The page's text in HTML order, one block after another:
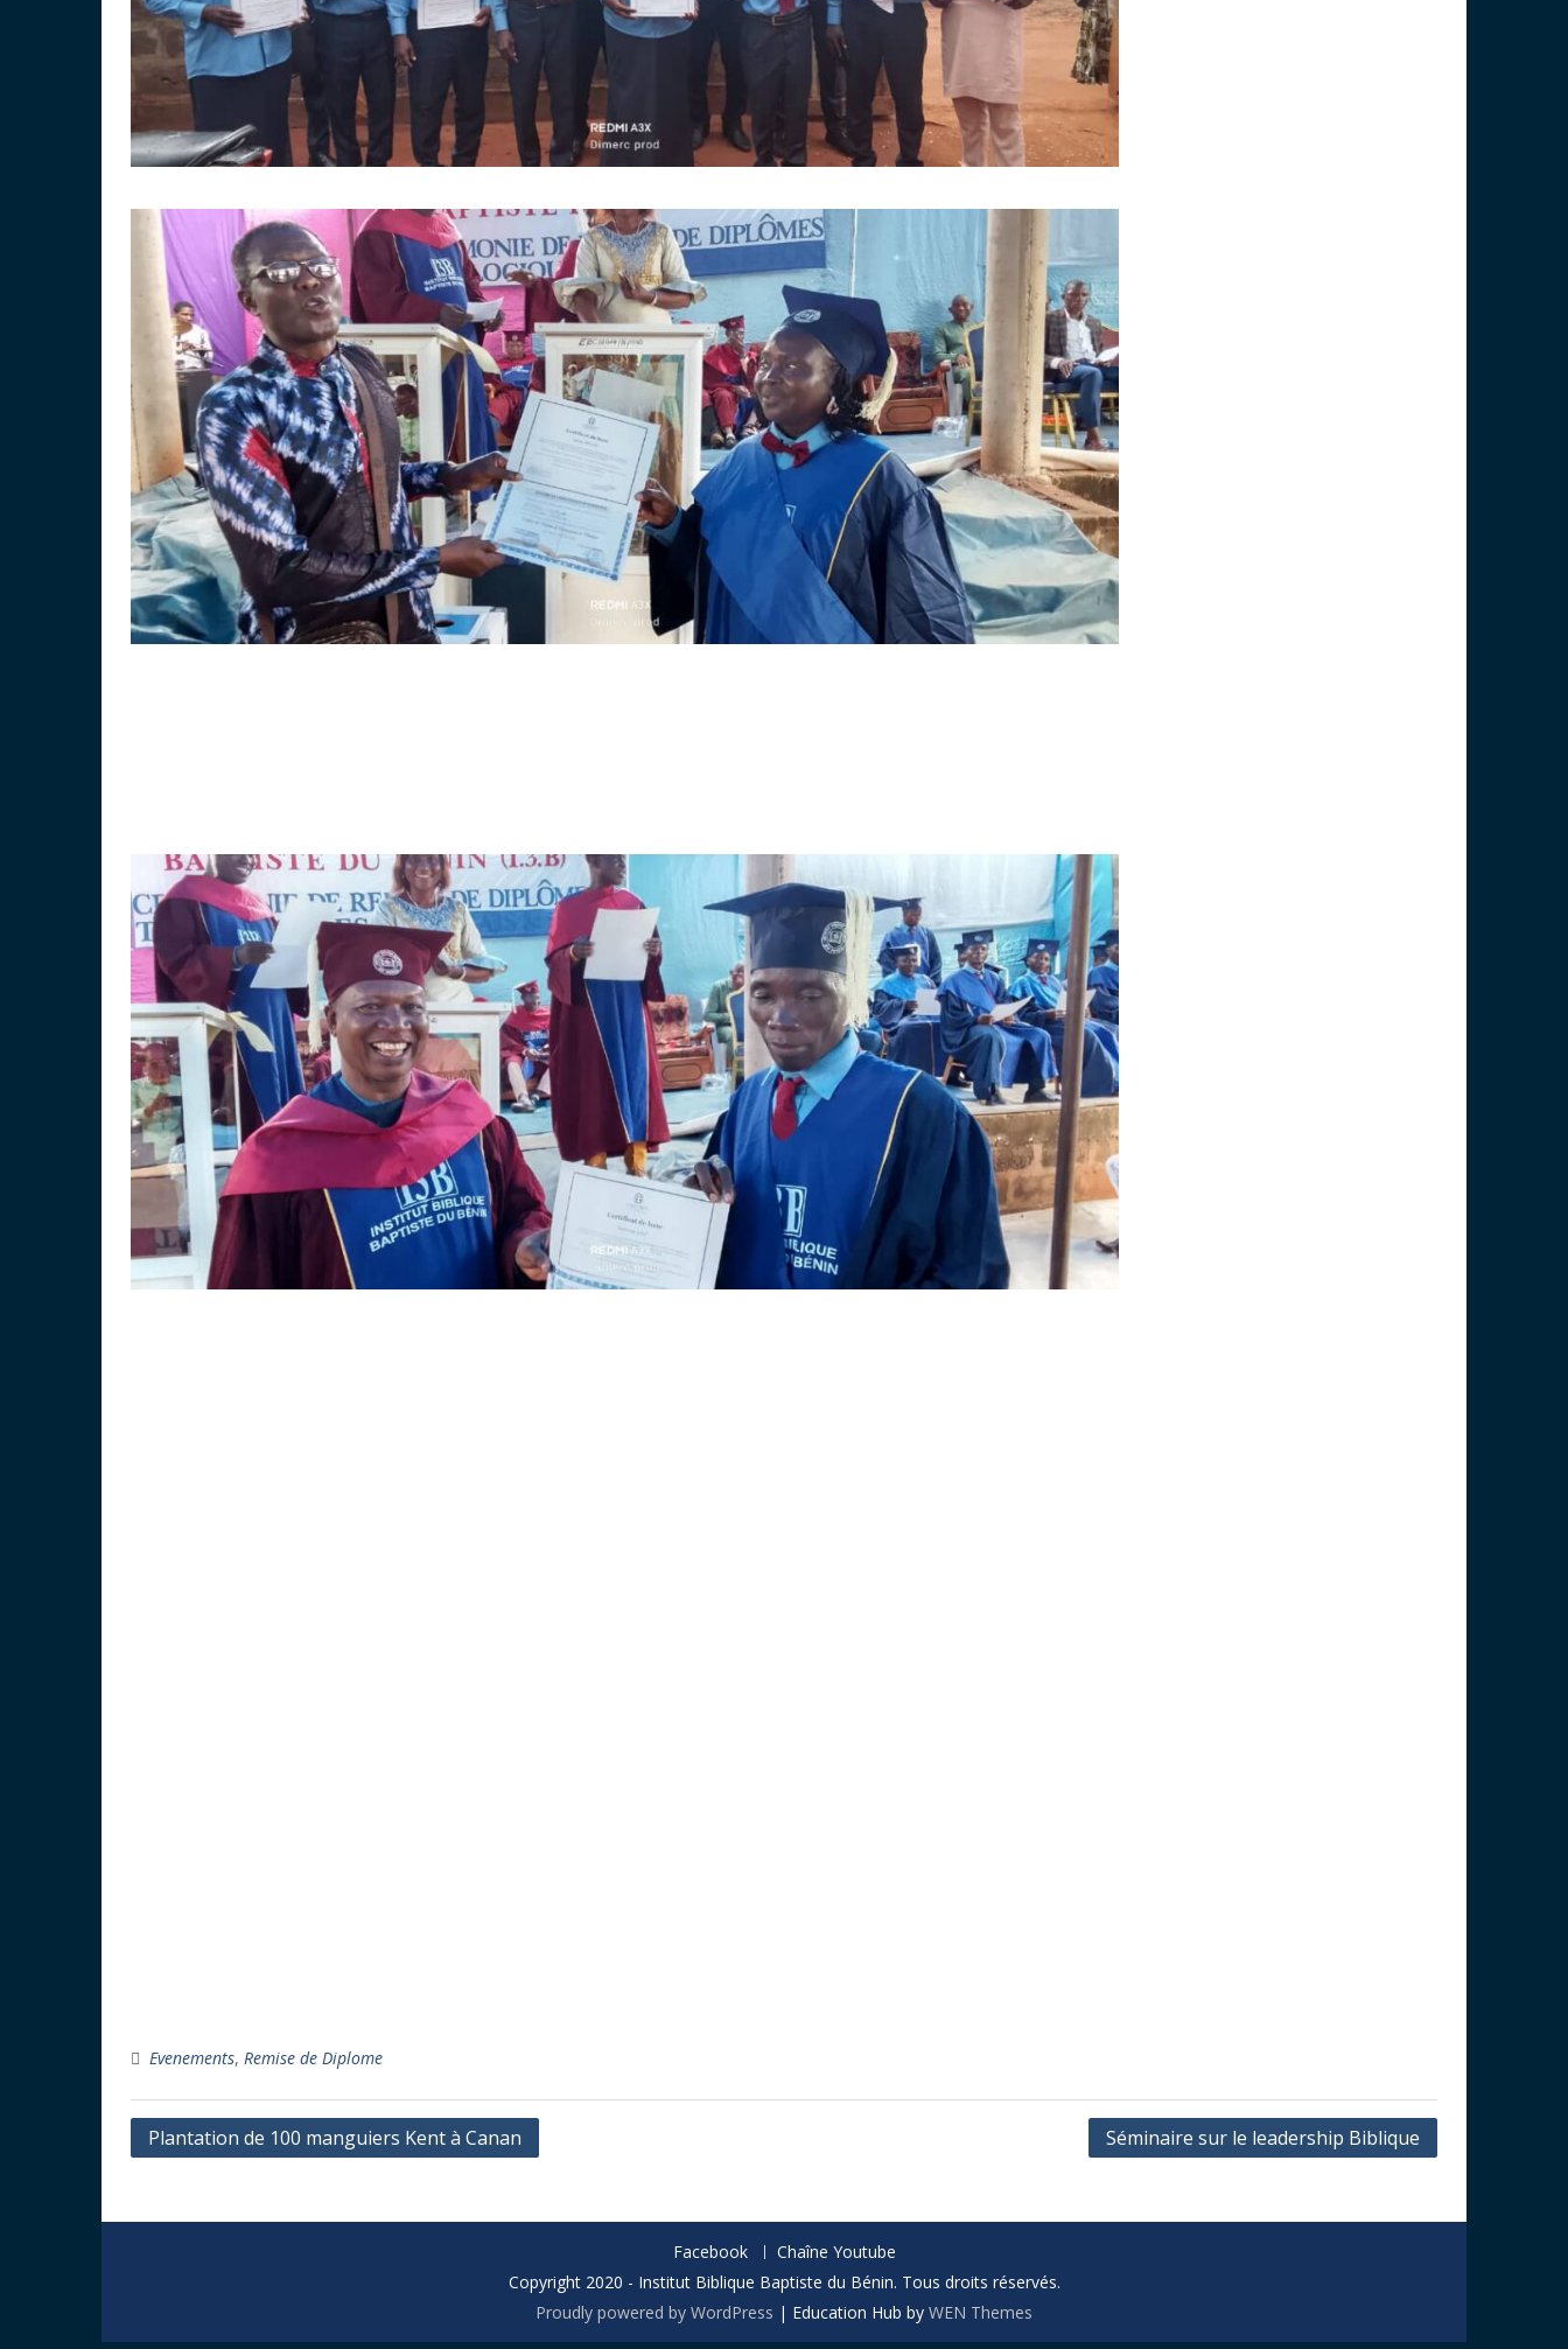
Evenements, Remise de Diplome
Navigation
Plantation de 100 manguiers Kent à Canan Séminaire sur le leadership Biblique
Facebook
Chaîne Youtube
Copyright 2020 - Institut Biblique Baptiste du Bénin. Tous droits réservés.
Proudly powered by WordPress | Education Hub by WEN Themes